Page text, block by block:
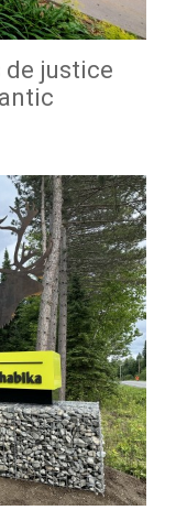
de justice